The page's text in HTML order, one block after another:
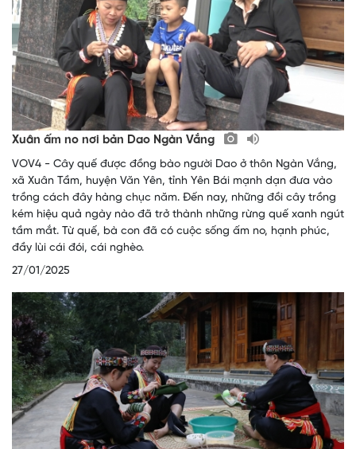
Xuân ấm no nơi bản Dao Ngàn Vắng
VOV4 - Cây quế được đồng bào người Dao ở thôn Ngàn Vắng,
xã Xuân Tầm, huyện Văn Yên, tỉnh Yên Bái mạnh dạn đưa vào
trồng cách đây hàng chục năm. Đến nay, những đồi cây trồng
kém hiệu quả ngày nào đã trở thành những rừng quế xanh ngút
tầm mắt. Từ quế, bà con đã có cuộc sống ấm no, hạnh phúc,
đầy lùi cái đói, cái nghèo.
27/01/2025